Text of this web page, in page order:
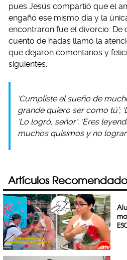
pues Jesús compartió que el
engañó ese mismo día y la
encontraron fue el divorcio. De
cuento de hadas llamó la
que dejaron comentarios y
siguientes:
‘Cumpliste el sueño de
grande quiero ser como tú’;
‘Lo logró, señor’; ‘Eres
muchos quisimos y no
Artículos